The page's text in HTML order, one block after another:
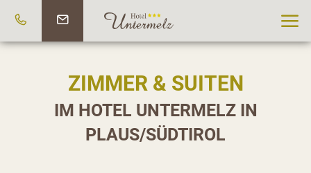
ZIMMER & SUITEN
IM HOTEL UNTERMELZ IN
PLAUS/SÜDTIROL